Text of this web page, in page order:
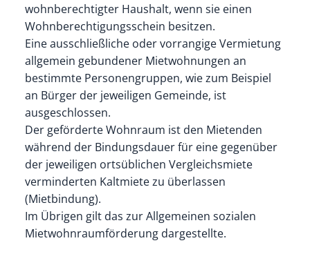
wohnberechtigter Haushalt, wenn sie einen
Wohnberechtigungsschein besitzen.
Eine ausschließliche oder vorrangige Vermietung
allgemein gebundener Mietwohnungen an
bestimmte Personengruppen, wie zum Beispiel
an Bürger der jeweiligen Gemeinde, ist
ausgeschlossen.
Der geförderte Wohnraum ist den Mietenden
während der Bindungsdauer für eine gegenüber
der jeweiligen ortsüblichen Vergleichsmiete
verminderten Kaltmiete zu überlassen
(Mietbindung).
Im Übrigen gilt das zur Allgemeinen sozialen
Mietwohnraumförderung dargestellte.